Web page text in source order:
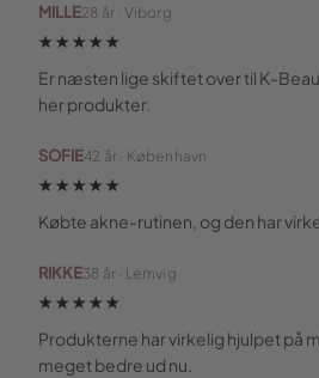
MILLE28 år · Viborg
★★★★★
Er næsten lige skiftet over til K-
her produkter.
SOFIE42 år · København
★★★★★
Købte akne-rutinen, og den har
RIKKE38 år · Lemvig
★★★★★
Produkterne har virkelig hjulpet på
meget bedre ud nu.